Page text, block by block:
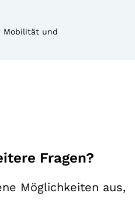
Mobilität und
Fragen?
Möglichkeiten aus,